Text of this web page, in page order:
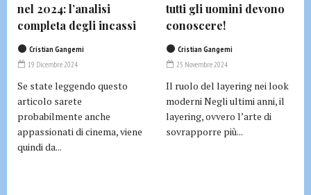
nel 2024: l’analisi
completa degli incassi
Cristian Gangemi
19 Dicembre 2024
Se state leggendo questo
articolo sarete
probabilmente anche
appassionati di cinema, viene
quindi da...
tutti gli uomini devono
conoscere!
Cristian Gangemi
25 Novembre 2024
Il ruolo del layering nei look
moderni Negli ultimi anni, il
layering, ovvero l’arte di
sovrapporre più...